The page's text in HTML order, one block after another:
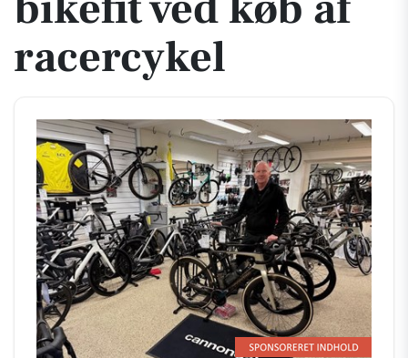
racercykel